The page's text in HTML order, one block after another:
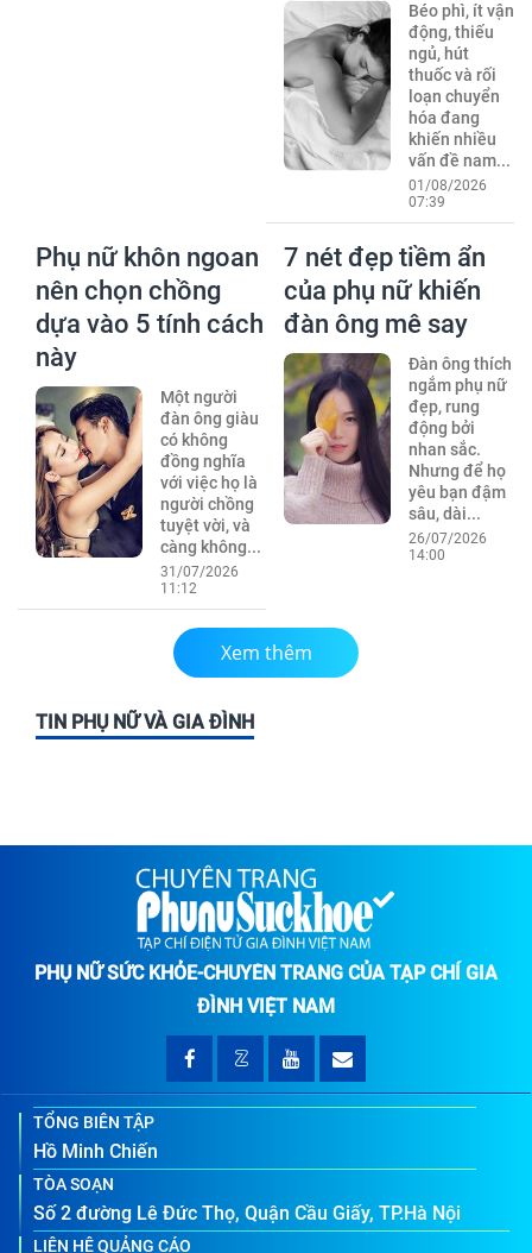
Béo phì, ít vận
động, thiếu
ngủ, hút
thuốc và rối
loạn chuyển
hóa đang
khiến nhiều
vấn đề nam...
01/08/2026
07:39
Phụ nữ khôn ngoan
nên chọn chồng
dựa vào 5 tính cách
này
Một người
đàn ông giàu
có không
đồng nghĩa
với việc họ là
người chồng
tuyệt vời, và
càng không...
31/07/2026
11:12
7 nét đẹp tiềm ẩn
của phụ nữ khiến
đàn ông mê say
Đàn ông thích
ngắm phụ nữ
đẹp, rung
động bởi
nhan sắc.
Nhưng để họ
yêu bạn đậm
sâu, dài...
26/07/2026
14:00
Xem thêm
TIN PHỤ NỮ VÀ GIA ĐÌNH
PHỤ NỮ SỨC KHỎE-CHUYÊN TRANG CỦA TẠP CHÍ GIA
ĐÌNH VIỆT NAM
TỔNG BIÊN TẬP
Hồ Minh Chiến
TÒA SOẠN
Số 2 đường Lê Đức Thọ, Quận Cầu Giấy, TP.Hà Nội
LIÊN HỆ QUẢNG CÁO